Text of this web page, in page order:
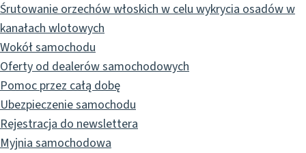
Śrutowanie orzechów włoskich w celu wykrycia osadów w
kanałach wlotowych
Wokół samochodu
Oferty od dealerów samochodowych
Pomoc przez całą dobę
Ubezpieczenie samochodu
Rejestracja do newslettera
Myjnia samochodowa